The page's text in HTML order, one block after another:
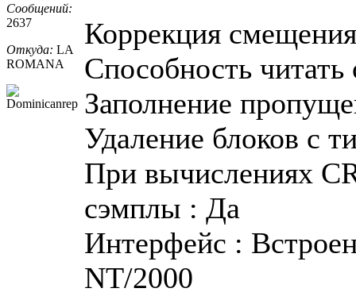
Сообщений:
2637
Откуда: LA
ROMANA
Коррекция
Способность
Заполнение
Удаление блоков с
При вычислениях
сэмплы : Да
Интерфейс :
NT/2000